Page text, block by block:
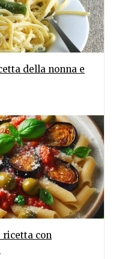
della nonna e
ricetta con